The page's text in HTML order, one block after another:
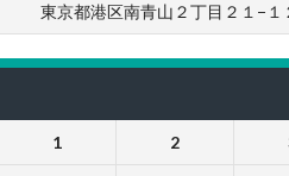
東京都港区南青山２丁目２１−１
1 2